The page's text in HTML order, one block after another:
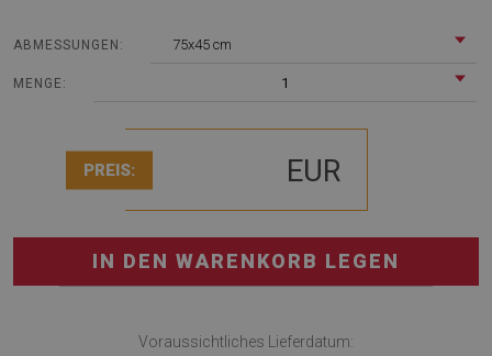
ABMESSUNGEN: 75x45 cm
MENGE: 1
PREIS: EUR
IN DEN WARENKORB LEGEN
Voraussichtliches Lieferdatum: